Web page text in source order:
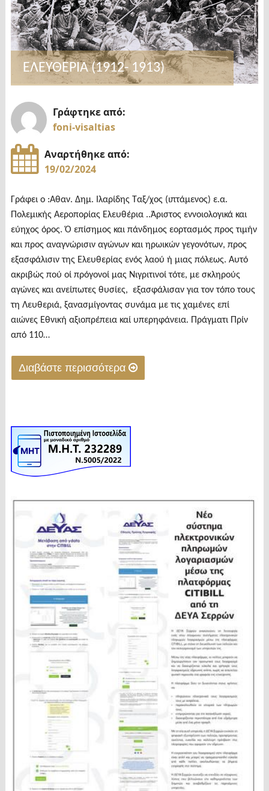
ΕΛΕΥΘΕΡΙΑ (1912- 1913)
Γράφτηκε από:
foni-visaltias
Αναρτήθηκε από:
19/02/2024
Γράφει ο :Αθαν. Δημ. Ιλαρίδης Ταξ/χος (ιπτάμενος) ε.α.
Πολεμικής Αεροπορίας Ελευθέρια ..Άριστος εννοιολογικά και
εύηχος όρος. Ό επίσημος και πάνδημος εορτασμός προς τιμήν
και προς αναγνώρισιν αγώνων και ηρωικών γεγονότων, προς
εξασφάλισιν της Ελευθερίας ενός λαού ή μιας πόλεως. Αυτό
ακριβώς πού οί πρόγονοί μας Νιγριτινοί τότε, με σκληρούς
αγώνες και ανείπωτες θυσίες, εξασφάλισαν για τον τόπο τους
τη Λευθεριά, ξανασμίγοντας συνάμα με τις χαμένες επί
αιώνες Εθνική αξιοπρέπεια καί υπερηφάνεια. Πράγματι Πρίν
από 110…
Διαβάστε περισσότερα